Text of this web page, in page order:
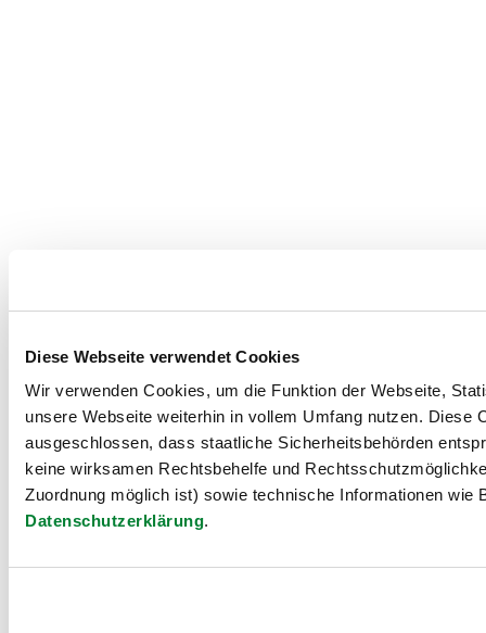
Diese Webseite verwendet Cookies
Wir verwenden Cookies, um die Funktion der Webseite,
unsere Webseite weiterhin in vollem Umfang nutzen.
ausgeschlossen, dass staatliche Sicherheitsbehörden
keine wirksamen Rechtsbehelfe und
Zuordnung möglich ist) sowie technische Informationen
Datenschutzerklärung.